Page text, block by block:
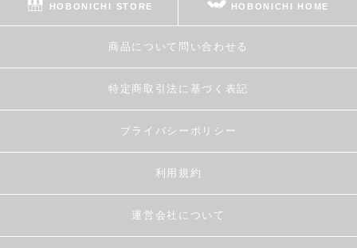
HOBONICHI STORE HOBONICHI HOME
商品について問い合わせる
特定商取引法に基づく表記
プライバシーポリシー
利用規約
運営会社について